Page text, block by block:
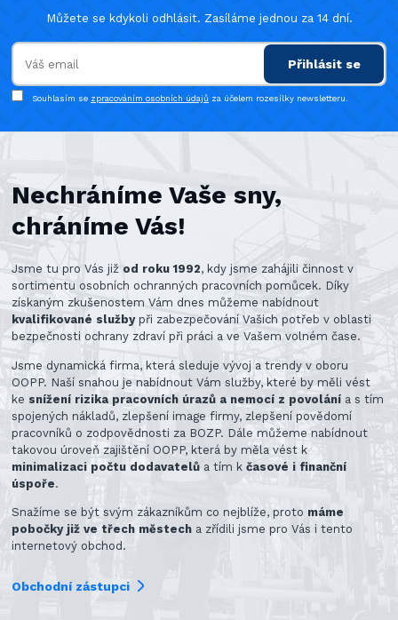
Můžete se kdykoli odhlásit. Zasíláme jednou za 14 dní.
Přihlásit se
Souhlasím se zpracováním osobních údajů za účelem rozesílky newsletteru.
Nechráníme Vaše sny,
chráníme Vás!
Jsme tu pro Vás již od roku 1992, kdy jsme zahájili činnost v
sortimentu osobních ochranných pracovních pomůcek. Díky
získaným zkušenostem Vám dnes můžeme nabídnout
kvalifikované službypři zabezpečování Vašich potřeb v oblasti
bezpečnosti ochrany zdraví při práci a ve Vašem volném čase.
Jsme dynamická firma, která sleduje vývoj a trendy v oboru
OOPP. Naší snahou je nabídnout Vám služby, které by měli vést
ke snížení rizika pracovních úrazů a nemocí z povolání a s tím
spojených nákladů, zlepšení image firmy, zlepšení povědomí
pracovníků o zodpovědnosti za BOZP. Dále můžeme nabídnout
takovou úroveň zajištění OOPP, která by měla vést k
minimalizaci počtu dodavatelů a tím kčasové i finanční
úspoře.
Snažíme se být svým zákazníkům co nejblíže, proto máme
pobočky již ve třech městech a zřídili jsme pro Vás i tento
internetový obchod.
Obchodní zástupci